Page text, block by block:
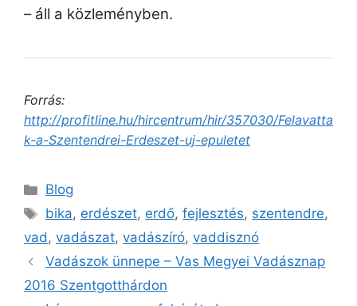
– áll a közleményben.
Forrás:
http://profitline.hu/hircentrum/hir/357030/Felavatta
k-a-Szentendrei-Erdeszet-uj-epuletet
Blog
bika, erdészet, erdő,fejlesztés, szentendre,
vad, vadászat, vadászíró, vaddisznó
Vadászok ünnepe – Vas Megyei Vadásznap
2016 Szentgotthárdon